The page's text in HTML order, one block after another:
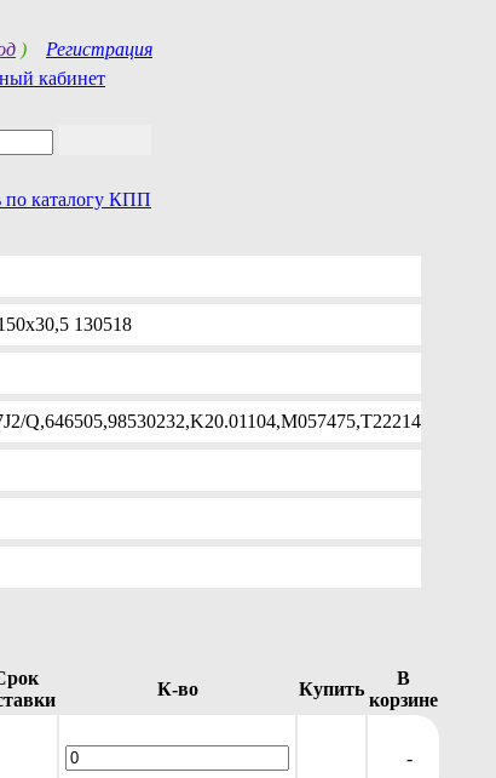
) Регистрация
кабинет
по каталогу КПП
130518
Q,646505,98530232,K20.01104,M057475,T22214
К-во Купить
В
корзине
-